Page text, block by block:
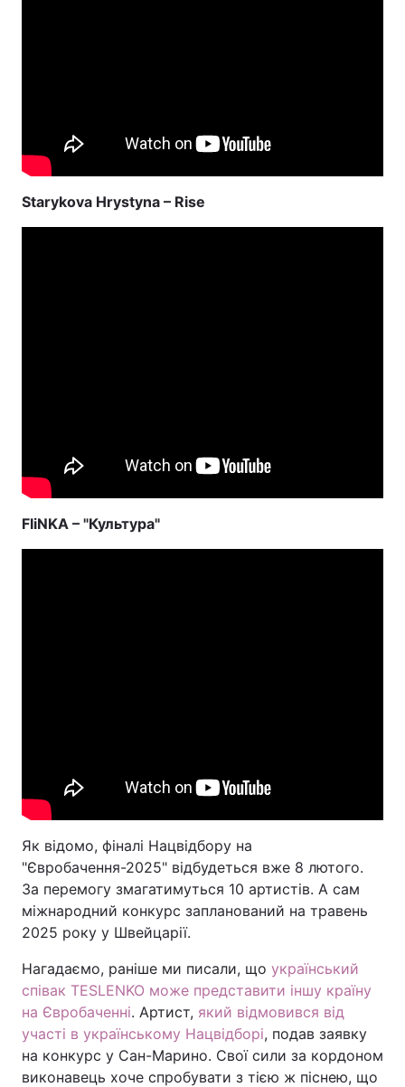
Starykova Hrystyna – Rise
FIiNKA – "Культура"
Як відомо, фіналі Нацвідбору на
"Євробачення-2025" відбудеться вже 8 лютого.
За перемогу змагатимуться 10 артистів. А сам
міжнародний конкурс запланований на травень
2025 року у Швейцарії.
Нагадаємо, раніше ми писали, що український
співак TESLENKO може представити іншу країну
на Євробаченні. Артист, який відмовився від
участі в українському Нацвідборі, подав заявку
на конкурс у Сан-Марино. Свої сили за кордоном
виконавець хоче спробувати з тією ж піснею, що